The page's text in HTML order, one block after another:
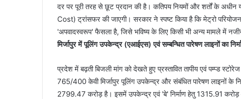
दर पर पूरी तरह से छूट प्रदान की है। कतिपय नियमों और शर्तों के
Cost) ट्रांसफर की जाएगी। सरकार ने स्पष्ट किया है कि मेट्रो
'अपवादस्वरूप' फैसला है, जिसे भविष्य के लिए किसी भी अन्य मामले में
मिर्जापुर में पूलिंग उपकेन्द्र (एआईएस) एवं सम्बन्धित पारेषण लाइनों का
प्रदेश में बढ़ती बिजली मांग को देखते हुए प्रस्तावित तापीय एवं पम्प्ड
765/400 केवी मिर्जापुर पूलिंग उपकेन्द्र और संबंधित पारेषण लाइनों के
2799.47 करोड़ है। इसमें उपकेन्द्र एवं 'बे' निर्माण हेतु 1315.91